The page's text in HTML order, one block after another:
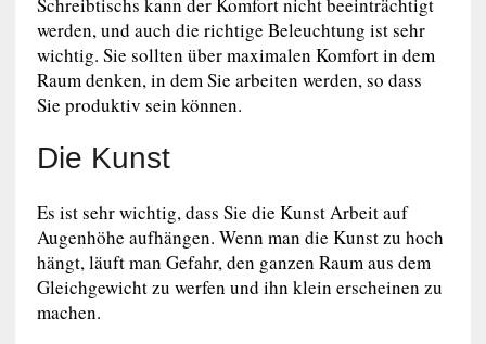
werden, und auch die richtige Beleuchtung ist sehr
wichtig. Sie sollten über maximalen Komfort in dem
Raum denken, in dem Sie arbeiten werden, so dass
Sie produktiv sein können.
Die Kunst
Es ist sehr wichtig, dass Sie die Kunst Arbeit auf
Augenhöhe aufhängen. Wenn man die Kunst zu hoch
hängt, läuft man Gefahr, den ganzen Raum aus dem
Gleichgewicht zu werfen und ihn klein erscheinen zu
machen.